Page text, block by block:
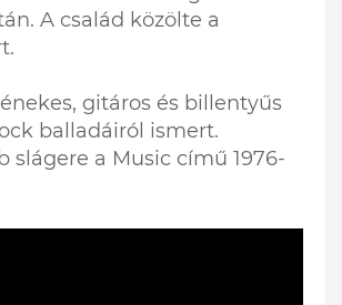
A család közölte a
gitáros és billentyűs
balladáiról ismert.
slágere a Music című 1976-